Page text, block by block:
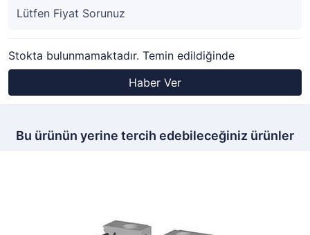
Lütfen Fiyat Sorunuz
Stokta bulunmamaktadır. Temin edildiğinde
Haber Ver
Bu ürünün yerine tercih edebileceğiniz ürünler